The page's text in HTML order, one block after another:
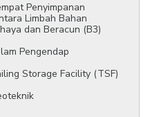
Penyimpanan
Limbah Bahan
dan Beracun (B3)
Pengendap
Storage Facility (TSF)